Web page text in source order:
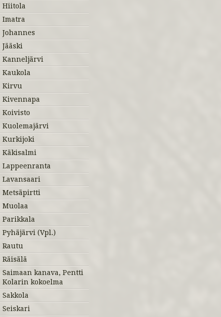
Hiitola
Imatra
Johannes
Jääski
Kanneljärvi
Kaukola
Kirvu
Kivennapa
Koivisto
Kuolemajärvi
Kurkijoki
Käkisalmi
Lappeenranta
Lavansaari
Metsäpirtti
Muolaa
Parikkala
Pyhäjärvi (Vpl.)
Rautu
Räisälä
Saimaan kanava, Pentti
Kolarin kokoelma
Sakkola
Seiskari